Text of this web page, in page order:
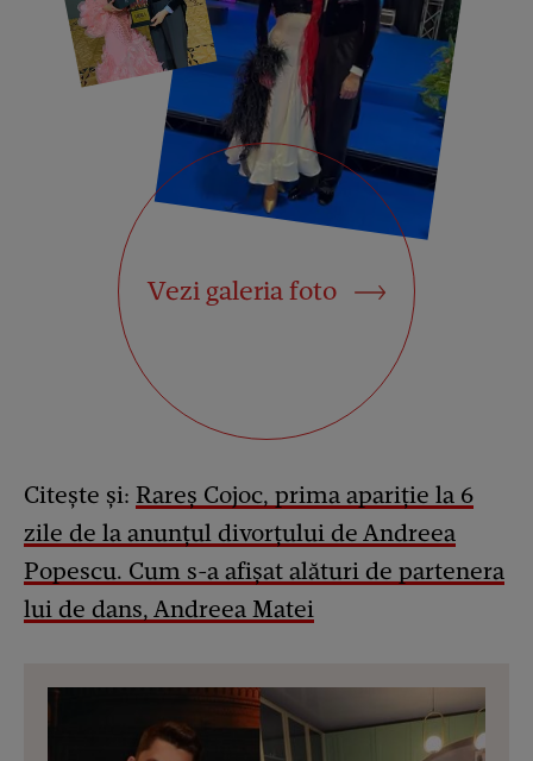
Vezi galeria foto
Citește și: Rareș Cojoc, prima apariție la 6
zile de la anunțul divorțului de Andreea
Popescu. Cum s-a afișat alături de partenera
lui de dans, Andreea Matei